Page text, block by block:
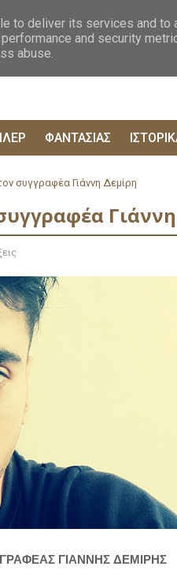
ΦΑΝΤΑΣΙΑΣ
συγγραφέα Γιάννη Δεμίρη
ΓΙΑΝΝΗΣ ΔΕΜΙΡΗΣ
to deliver its services and to
and security
abuse.